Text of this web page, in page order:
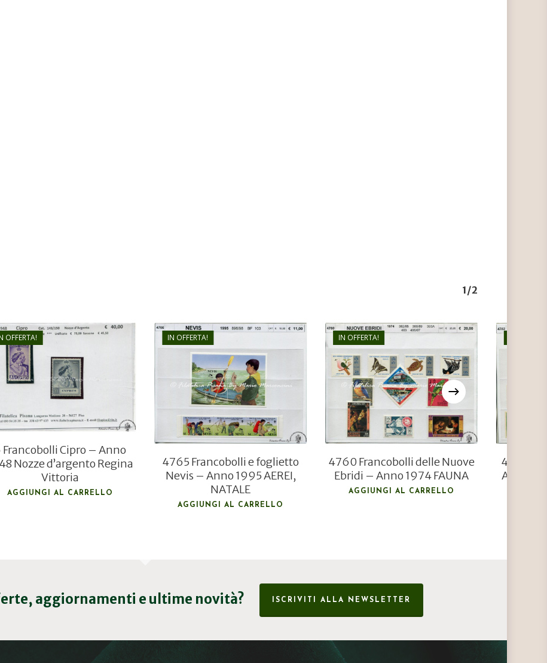
1/2
OFFERTA!
45,00
25,00
Francobolli Cipro – Anno
Nozze d’argento Regina
Vittoria
AGGIUNGI AL CARRELLO
IN OFFERTA!
€11,00
€8,00
4765 Francobolli e foglietto
Nevis – Anno 1995 AEREI,
NATALE
AGGIUNGI AL CARRELLO
IN OFFERTA!
€20,00
€14,00
4760 Francobolli delle Nuove
Ebridi – Anno 1974 FAUNA
AGGIUNGI AL CARRELLO
4782
Anno
aggiornamenti e ultime novità? ISCRIVITI ALLA NEWSLETTER